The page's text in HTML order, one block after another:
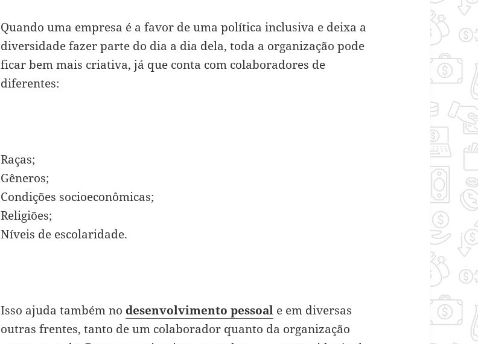
Quando uma empresa é a favor de uma política inclusiva e deixa a
diversidade fazer parte do dia a dia dela, toda a organização pode
ficar bem mais criativa, já que conta com colaboradores de
diferentes:
Raças;
Gêneros;
Condições socioeconômicas;
Religiões;
Níveis de escolaridade.
Isso ajuda também no desenvolvimento pessoal e em diversas
outras frentes, tanto de um colaborador quanto da organização